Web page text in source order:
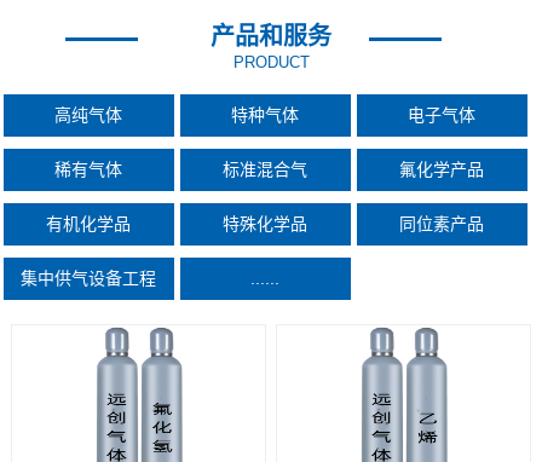
产品和服务
PRODUCT
高纯气体 特种气体 电子气体
稀有气体 标准混合气 氟化学产品
有机化学品 特殊化学品 同位素产品
集中供气设备工程 ......